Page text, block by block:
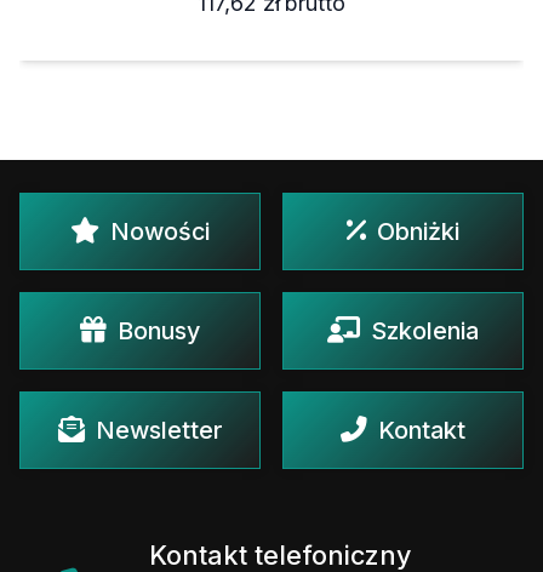
Nowości Obniżki
Bonusy Szkolenia
Newsletter Kontakt
Kontakt telefoniczny